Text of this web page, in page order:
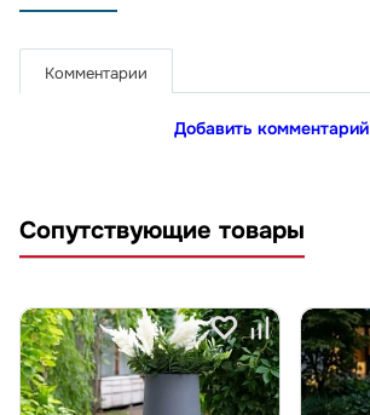
Комментарии
Добавить комментарий
Сопутствующие товары